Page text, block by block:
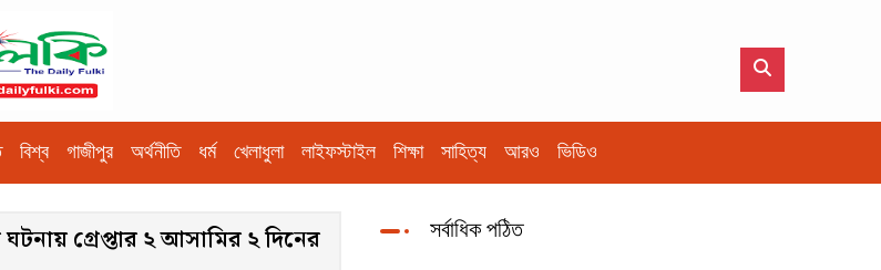
বিশ্ব গাজীপুর অর্থনীতি ধর্ম খেলাধুলা লাইফস্টাইল শিক্ষা সাহিত্য আরও ভিডিও
গ্রেপ্তার ২ আসামির ২ দিনের
সর্বাধিক পঠিত